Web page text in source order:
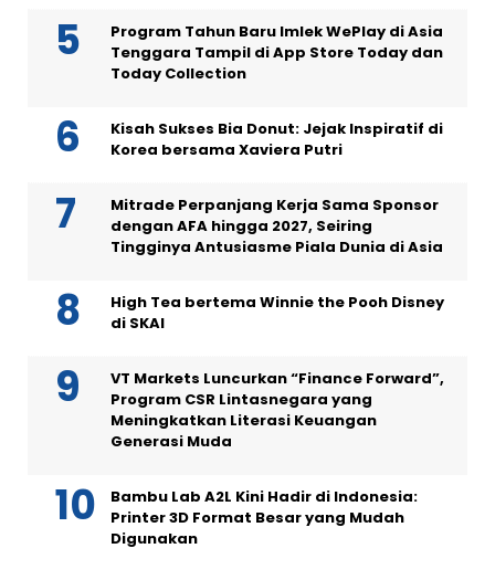
Program Tahun Baru Imlek WePlay di Asia
Tenggara Tampil di App Store Today dan
Today Collection
Kisah Sukses Bia Donut: Jejak Inspiratif di
Korea bersama Xaviera Putri
Mitrade Perpanjang Kerja Sama Sponsor
dengan AFA hingga 2027, Seiring
Tingginya Antusiasme Piala Dunia di Asia
High Tea bertema Winnie the Pooh Disney
di SKAI
VT Markets Luncurkan “Finance Forward”,
Program CSR Lintasnegara yang
Meningkatkan Literasi Keuangan
Generasi Muda
Bambu Lab A2L Kini Hadir di Indonesia:
Printer 3D Format Besar yang Mudah
Digunakan